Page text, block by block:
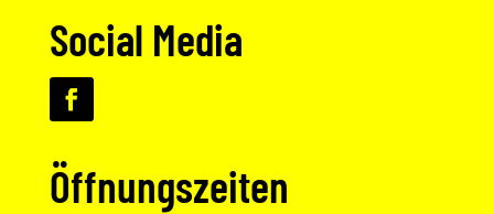
Social Media
Öffnungs­zeiten